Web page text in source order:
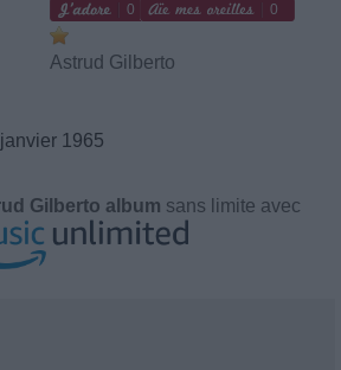
0 0
Astrud Gilberto
1965
Gilberto album sans limite avec